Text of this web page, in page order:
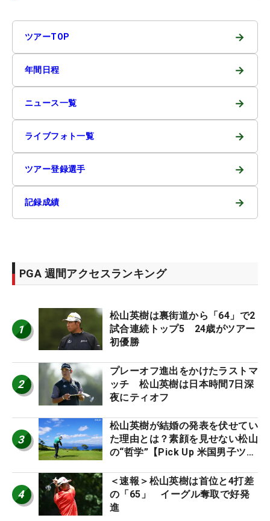
ツアーTOP →
年間日程 →
ニュース一覧 →
ライブフォト一覧 →
ツアー登録選手 →
記録成績 →
PGA 週間アクセスランキング
1
松山英樹は裏街道から「64」で2
試合連続トップ5 24歳がツアー
初優勝
2
プレーオフ進出をかけたラストマ
ッチ 松山英樹は日本時間7日深
夜にティオフ
3
松山英樹が結婚の発表を伏せてい
た理由とは？素顔を見せない松山
の“哲学”【Pick Up 米国男子ツア
4
＜速報＞松山英樹は首位と4打差
の「65」 イーグル奪取で好発
進